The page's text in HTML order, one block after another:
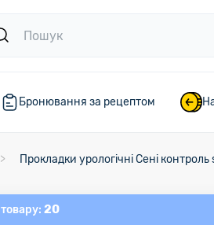
Бронювання за рецептом
Прокладки урологічні Сені
20